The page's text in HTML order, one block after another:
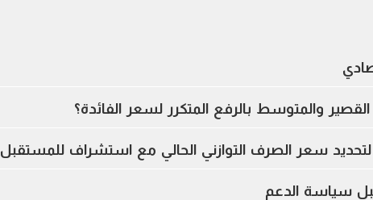
والمتوسط بالرفع المتكرر لسعر الفائدة؟
سعر الصرف التوازني الحالي مع استشراف للمستقبل
سياسة الدعم